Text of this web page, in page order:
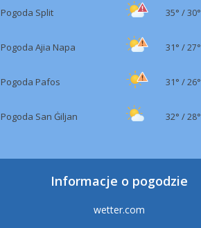
Pogoda Split 35° /30°
Pogoda Ajia Napa 31° /27°
Pogoda Pafos 31° /26°
Pogoda San Ġiljan 32° /28°
Informacje o pogodzie
wetter.com